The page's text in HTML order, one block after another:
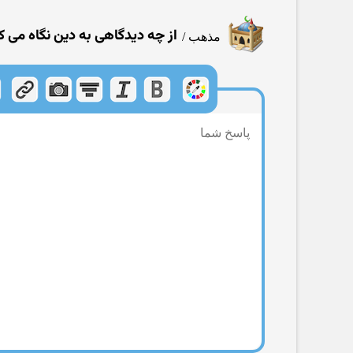
مذهب / از چه دیدگاهی به دین نگاه می